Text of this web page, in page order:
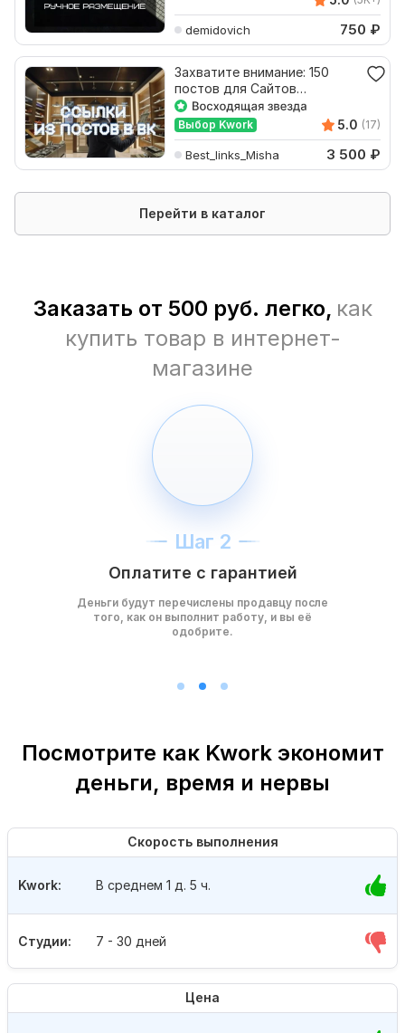
demidovich 750 ₽
Захватите внимание: 150
постов для Сайтов
подарков и сувениров в VK
Выбор Kwork 5.0 (17)
Best_links_Misha 3 500 ₽
Перейти в каталог
Заказать от 500 руб. легко, как
купить товар в интернет-
магазине
Шаг 2
Оплатите с гарантией
Деньги будут перечислены продавцу после
того, как он выполнит работу, и вы её
одобрите.
Посмотрите как Kwork экономит
деньги, время и нервы
Скорость выполнения
Студии: 7 - 30 дней
Kwork: В среднем 1 д. 5 ч.
Цена